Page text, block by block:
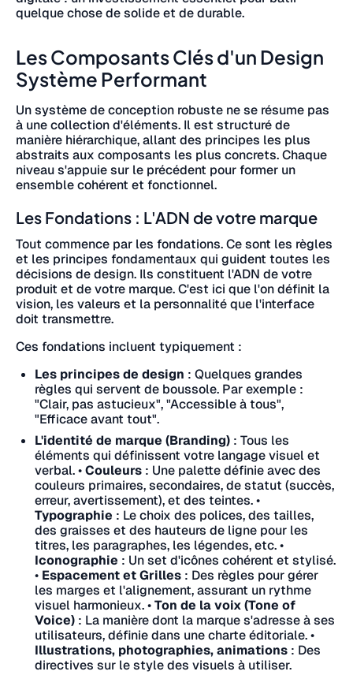
quelque chose de solide et de durable.
Les Composants Clés d'un Design
Système Performant
Un système de conception robuste ne se résume pas
à une collection d'éléments. Il est structuré de
manière hiérarchique, allant des principes les plus
abstraits aux composants les plus concrets. Chaque
niveau s'appuie sur le précédent pour former un
ensemble cohérent et fonctionnel.
Les Fondations : L'ADN de votre marque
Tout commence par les fondations. Ce sont les règles
et les principes fondamentaux qui guident toutes les
décisions de design. Ils constituent l'ADN de votre
produit et de votre marque. C'est ici que l'on définit la
vision, les valeurs et la personnalité que l'interface
doit transmettre.
Ces fondations incluent typiquement :
Les principes de design : Quelques grandes
règles qui servent de boussole. Par exemple :
"Clair, pas astucieux", "Accessible à tous",
"Efficace avant tout".
L'identité de marque (Branding) : Tous les
éléments qui définissent votre langage visuel et
verbal.•Couleurs : Une palette définie avec des
couleurs primaires, secondaires, de statut (succès,
erreur, avertissement), et des teintes.•
Typographie : Le choix des polices, des tailles,
des graisses et des hauteurs de ligne pour les
titres, les paragraphes, les légendes, etc.•
Iconographie : Un set d'icônes cohérent et stylisé.
• Espacement et Grilles : Des règles pour gérer
les marges et l'alignement, assurant un rythme
visuel harmonieux.•Ton de la voix (Tone of
Voice) : La manière dont la marque s'adresse à ses
utilisateurs, définie dans une charte éditoriale.•
Illustrations, photographies, animations : Des
directives sur le style des visuels à utiliser.